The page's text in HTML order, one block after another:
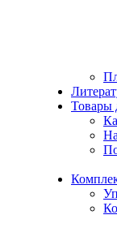
Товары